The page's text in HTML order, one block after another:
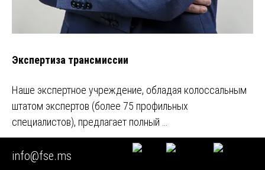
Экспертиза трансмиссии
Наше экспертное учреждение, обладая колоссальным
штатом экспертов (более 75 профильных
специалистов), предлагает полный …
Задавайте любые вопросы
info@fse.ms